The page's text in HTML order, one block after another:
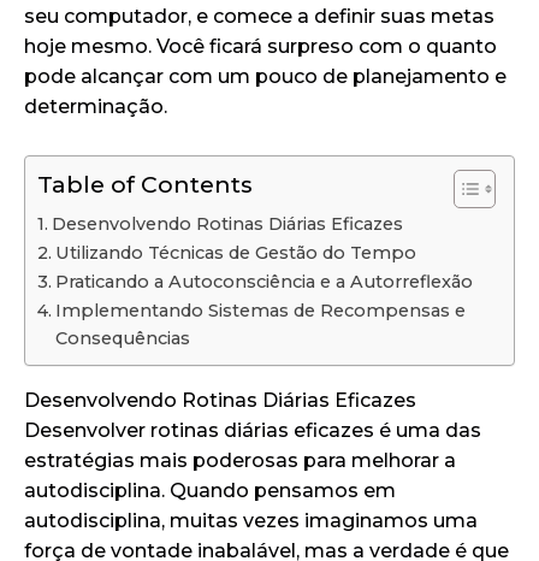
seu computador, e comece a definir suas metas
hoje mesmo. Você ficará surpreso com o quanto
pode alcançar com um pouco de planejamento e
determinação.
Table of Contents
Desenvolvendo Rotinas Diárias Eficazes
Utilizando Técnicas de Gestão do Tempo
Praticando a Autoconsciência e a Autorreflexão
Implementando Sistemas de Recompensas e
Consequências
Desenvolvendo Rotinas Diárias Eficazes
Desenvolver rotinas diárias eficazes é uma das
estratégias mais poderosas para melhorar a
autodisciplina. Quando pensamos em
autodisciplina, muitas vezes imaginamos uma
força de vontade inabalável, mas a verdade é que